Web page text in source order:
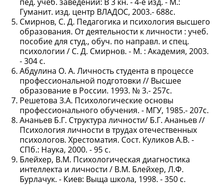
Гуманит. изд. центр ВЛАДОС, 2003.- 688с.
Смирнов, С. Д. Педагогика и психология высшего
образования. От деятельности к личности : учеб.
пособие для студ., обуч. по направл. и спец.
психологии / С. Д. Смирнов. - М. : Академия, 2003.
- 304 с.
Абдулина О. А. Личность студента в процессе
профессиональной подготовки // Высшее
образование в России. 1993. № 3.- 257с.
Решетова З.А. Психологические основы
профессионального обучения. - МГУ, 1985.- 207с.
Ананьев Б.Г. Структура личности/ Б.Г. Ананьев //
Психология личности в трудах отечественных
психологов. Хрестоматия. Сост. Куликов А.В. -
СПб.: Наука, 2000. - 95 с.
Блейхер, В.М. Психологическая диагностика
интеллекта и личности / В.М. Блейхер, Л.Ф.
Бурлачук. - Киев: Выща школа, 1998. - 350 с.